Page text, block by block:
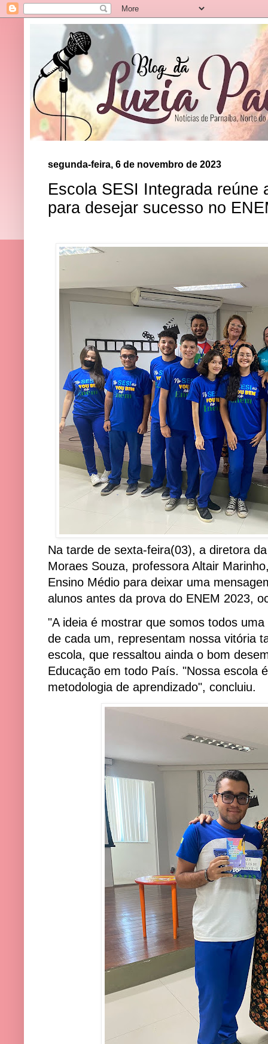
segunda-feira, 6 de novembro de 2023
Escola SESI Integrada reúne
para desejar sucesso no
Na tarde de sexta-feira(03), a diretora
Moraes Souza, professora Altair
Ensino Médio para deixar uma
alunos antes da prova do ENEM 2023,
"A ideia é mostrar que somos todos
de cada um, representam nossa vitória
escola, que ressaltou ainda o bom
Educação em todo País. "Nossa escola
metodologia de aprendizado", concluiu.